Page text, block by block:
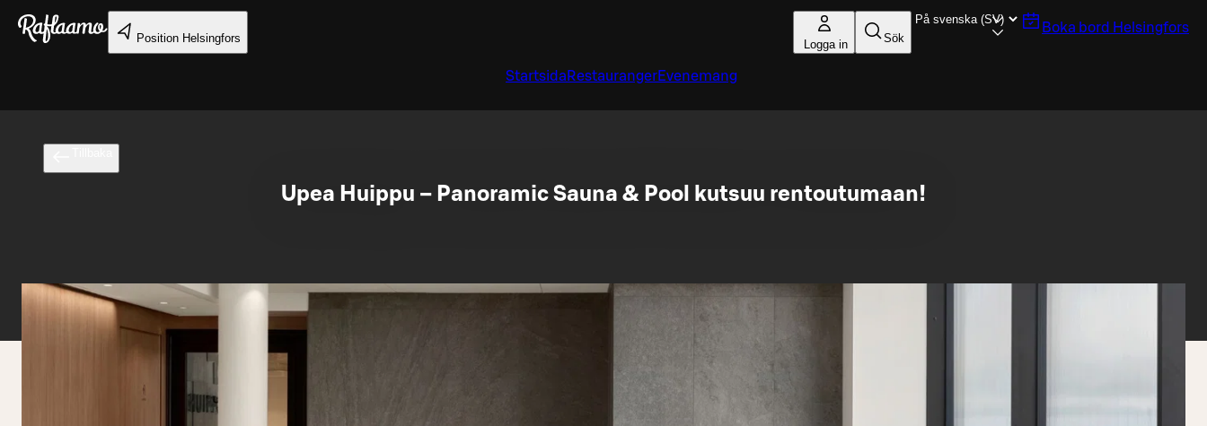
Gå till huvudinnehållet
Position Helsingfors Logga in Sök
Boka bord Helsingfors
Startsida RestaurangerEvenemang
Upea Huippu – Panoramic Sauna & Pool kutsuu rentoutumaan!